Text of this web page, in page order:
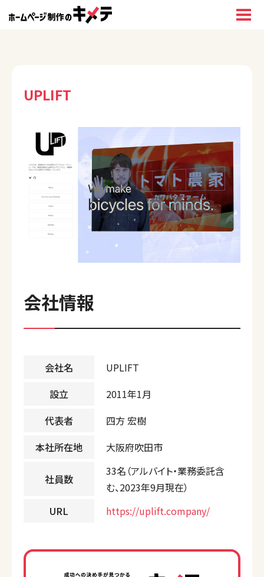
UPLIFT
会社情報
会社名
UPLIFT
設立
2011年1月
代表者
四方 宏樹
本社所在地
大阪府吹田市
社員数
33名（アルバイト・業務委託含
む、2023年9月現在）
URL
https://uplift.company/